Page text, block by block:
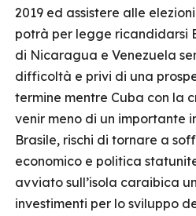
2019 ed assistere alle
potrà per legge ricandidarsi
di Nicaragua e Venezuela
difficoltà e privi di una
termine mentre Cuba con la
venir meno di un importante
Brasile, rischi di tornare a
economico e politica
avviato sull’isola caraibica
investimenti per lo sviluppo